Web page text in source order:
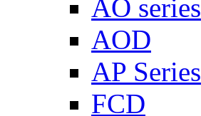
AO series
AOD
AP Series
FCD